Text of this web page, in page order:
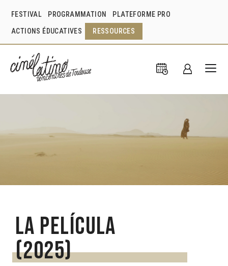
FESTIVAL PROGRAMMATION PLATEFORME PRO
ACTIONS ÉDUCATIVES RESSOURCES
La Película
(2025)